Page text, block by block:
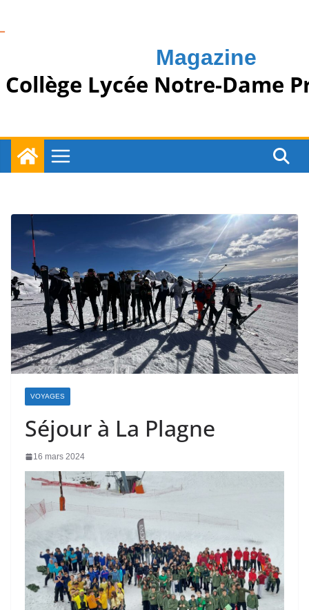
Magazine
Collège Lycée Notre-Dame
VOYAGES
Séjour à La Plagne
16 mars 2024